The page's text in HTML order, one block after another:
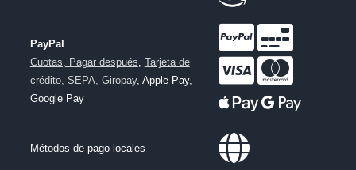
PayPal
Cuotas, Pagar después Tarjeta de
crédito, SEPA, Giropay, Apple Pay,
Google Pay
Métodos de pago locales